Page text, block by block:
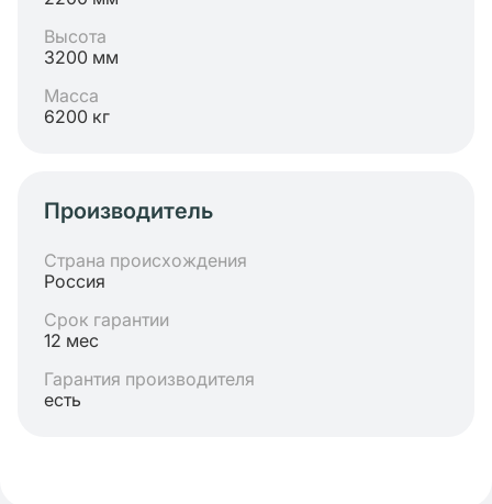
Высота
3200 мм
Масса
6200 кг
Производитель
Страна происхождения
Россия
Срок гарантии
12 мес
Гарантия производителя
есть